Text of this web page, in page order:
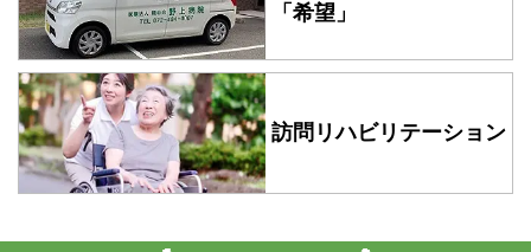
「希望」
訪問リハビリテーション